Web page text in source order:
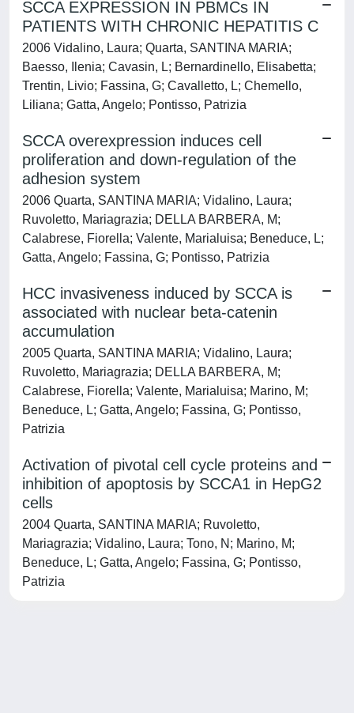
SCCA EXPRESSION IN PBMCs IN
PATIENTS WITH CHRONIC HEPATITIS C
2006 Vidalino, Laura; Quarta, SANTINA MARIA;
Baesso, Ilenia; Cavasin, L; Bernardinello, Elisabetta;
Trentin, Livio; Fassina, G; Cavalletto, L; Chemello,
Liliana; Gatta, Angelo; Pontisso, Patrizia
SCCA overexpression induces cell
proliferation and down-regulation of the
adhesion system
2006 Quarta, SANTINA MARIA; Vidalino, Laura;
Ruvoletto, Mariagrazia; DELLA BARBERA, M;
Calabrese, Fiorella; Valente, Marialuisa; Beneduce, L;
Gatta, Angelo; Fassina, G; Pontisso, Patrizia
HCC invasiveness induced by SCCA is
associated with nuclear beta-catenin
accumulation
2005 Quarta, SANTINA MARIA; Vidalino, Laura;
Ruvoletto, Mariagrazia; DELLA BARBERA, M;
Calabrese, Fiorella; Valente, Marialuisa; Marino, M;
Beneduce, L; Gatta, Angelo; Fassina, G; Pontisso,
Patrizia
Activation of pivotal cell cycle proteins and
inhibition of apoptosis by SCCA1 in HepG2
cells
2004 Quarta, SANTINA MARIA; Ruvoletto,
Mariagrazia; Vidalino, Laura; Tono, N; Marino, M;
Beneduce, L; Gatta, Angelo; Fassina, G; Pontisso,
Patrizia